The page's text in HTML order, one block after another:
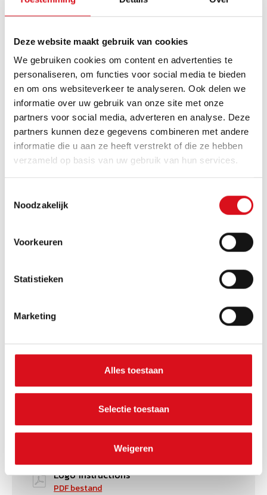
Deze website maakt gebruik van cookies
We gebruiken cookies om content en advertenties te
personaliseren, om functies voor social media te bieden
en om ons websiteverkeer te analyseren. Ook delen we
informatie over uw gebruik van onze site met onze
partners voor social media, adverteren en analyse. Deze
partners kunnen deze gegevens combineren met andere
informatie die u aan ze heeft verstrekt of die ze hebben
verzameld op basis van uw gebruik van hun services.
Noodzakelijk
Voorkeuren
Statistieken
Marketing
Alles toestaan
Selectie toestaan
Weigeren
OMSCHRIJVING
Werkbroek uit de HAVEP® Shift collectie.
Deze broek is gemaakt van katoen en
polyester.
KENMERKEN
Verdekte ritssluiting
dijbeenzak met verdekte drukknoopsluiting
2 ingezette zijzakken
duimstokzak met rolmaatzakje
tailleband
Cordura® kniezakken
D-ring
uitscheuring.
65%/35% | polyester/katoen | 2/1 keperbinding | 245
Conformiteitsverklaring
PDF bestand
Logo instructions
PDF bestand